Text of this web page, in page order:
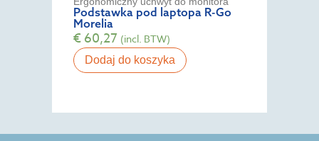
Podstawka pod laptopa R-Go
Morelia
€60,27 (incl. BTW)
Dodaj do koszyka